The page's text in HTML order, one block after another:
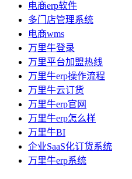
电商erp软件
多门店管理系统
电商wms
万里牛登录
万里平台加盟热线
万里牛erp操作流程
万里牛云订货
万里牛erp官网
万里牛erp怎么样
万里牛BI
企业SaaS化订货系统
万里牛erp系统